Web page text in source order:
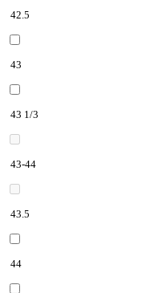
42.5
43
43 1/3
43-44
43.5
44